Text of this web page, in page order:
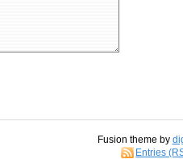
Fusion theme by
Entries